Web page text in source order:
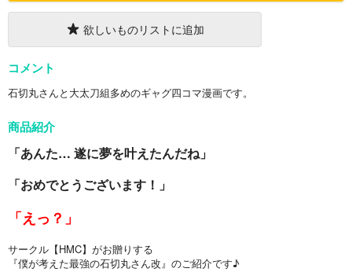
欲しいものリストに追加
コメント
石切丸さんと大太刀組多めのギャグ四コマ漫画です。
商品紹介
「あんた… 遂に夢を叶えたんだね」
「おめでとうございます！」
「えっ？」
サークル【HMC】がお贈りする
『僕が考えた最強の石切丸さん改』のご紹介です♪